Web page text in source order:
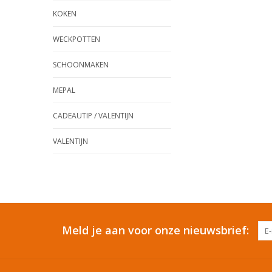
KOKEN
WECKPOTTEN
SCHOONMAKEN
MEPAL
CADEAUTIP / VALENTIJN
VALENTIJN
Meld je aan voor onze nieuwsbrief: